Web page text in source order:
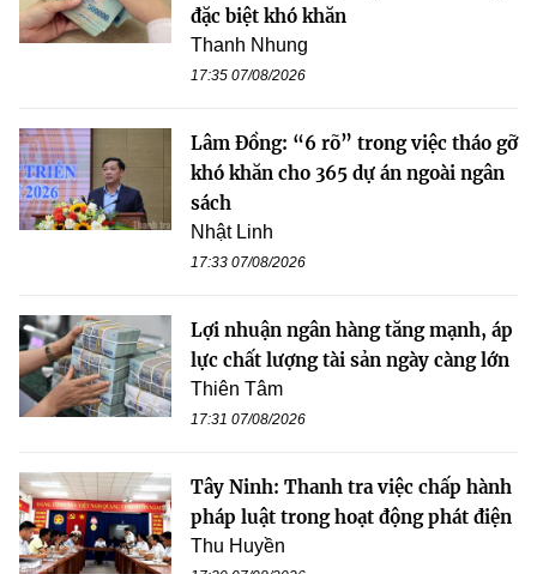
đặc biệt khó khăn
Thanh Nhung
17:35 07/08/2026
Lâm Đồng: “6 rõ” trong việc tháo gỡ
khó khăn cho 365 dự án ngoài ngân
sách
Nhật Linh
17:33 07/08/2026
Lợi nhuận ngân hàng tăng mạnh, áp
lực chất lượng tài sản ngày càng lớn
Thiên Tâm
17:31 07/08/2026
Tây Ninh: Thanh tra việc chấp hành
pháp luật trong hoạt động phát điện
Thu Huyền